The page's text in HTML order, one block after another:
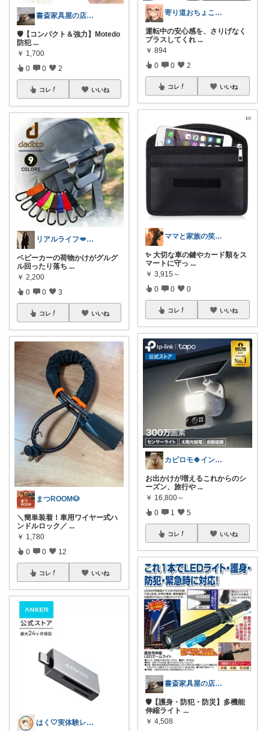
書斎家具屋の店長奥田
🛡️【コンパクト＆強力】Motedo
防犯 ...
￥ 1,700
0 0 2
コレ いいね
リアルライフ💋✨✨✨
ベビーカーの荷物かけがグルグ
ル回ったり落ち ...
￥ 2,200
0 0 3
コレ いいね
まつROOM🐶
＼簡単装着！車用ワイヤー式ハ
ンドルロック／ ...
￥ 1,780
0 0 12
コレ いいね
はく🤍実体験レビュアー
寄り道おちょこっと🍒
運転中の安心感を、さりげなく
プラスしてくれ ...
￥ 894
0 0 2
コレ いいね
ママと家族の笑顔の為に選ぶ品😆
✨ 大切な車の鍵やカード類をス
マートに守っ ...
￥ 3,915～
0 0 0
コレ いいね
カピロモ🍀インドア派向けROOM🦥
お出かけが増えるこれからのシ
ーズン、旅行や ...
￥ 16,800～
0 1 5
コレ いいね
書斎家具屋の店長奥田
🛡️【護身・防犯・防災】多機能
伸縮ライト ...
￥ 4,508